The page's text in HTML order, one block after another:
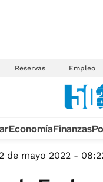
Reservas Empleo
TECNOLOGÍA
MÉXICO
EconomíaFinanzas
2 de mayo 2022 -